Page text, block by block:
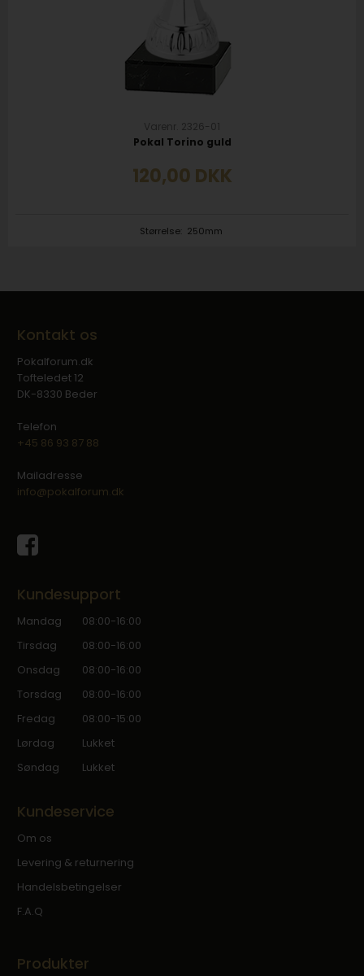
Varenr. 2326-01
Pokal Torino guld
120,00 DKK
Størrelse: 250mm
Kontakt os
Pokalforum.dk
Tofteledet 12
DK-8330 Beder
Telefon
+45 86 93 87 88
Mailadresse
info@pokalforum.dk
Kundesupport
Mandag
08:00-16:00
Tirsdag
08:00-16:00
Onsdag
08:00-16:00
Torsdag
08:00-16:00
Fredag
08:00-15:00
Lørdag
Lukket
Søndag
Lukket
Kundeservice
Om os
Levering & returnering
Handelsbetingelser
F.A.Q
Produkter